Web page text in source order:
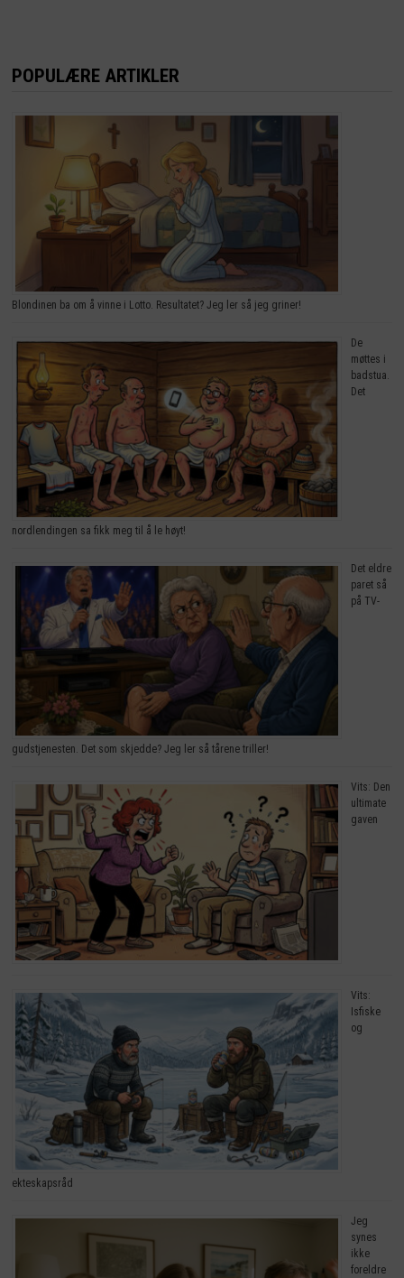
POPULÆRE ARTIKLER
Blondinen ba om å vinne i Lotto. Resultatet? Jeg ler så jeg griner!
De
møttes i
badstua.
Det
nordlendingen sa fikk meg til å le høyt!
Det eldre
paret så
på TV-
gudstjenesten. Det som skjedde? Jeg ler så tårene triller!
Vits: Den
ultimate
gaven
Vits:
Isfiske
og
ekteskapsråd
Jeg
synes
ikke
foreldre